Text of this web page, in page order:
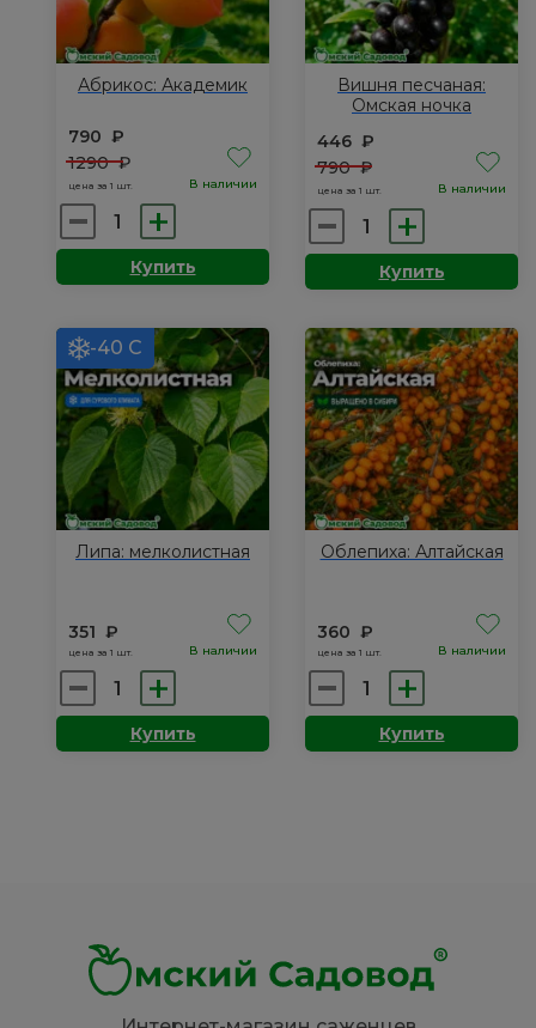
Абрикос: Академик
790 ₽
1290₽
цена за 1 шт. В наличии
Количество
товара
Абрикос:Купить
Вишня песчаная:
Омская ночка
446 ₽
790₽
цена за 1 шт. В наличии
Количество
товара
Вишня
Омская
ночка
Купить
-40 С
Липа: мелколистная
351 ₽
цена за 1 шт. В наличии
Количество
товара
Купить
Облепиха: Алтайская
360 ₽
цена за 1 шт. В наличии
Количество
товара
Облепиха:Купить